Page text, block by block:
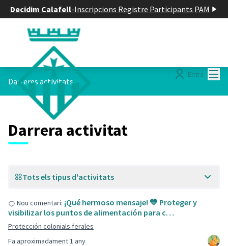
Decidim Calafell-Inscripcions Registre Participants PAM
Entra
Darreres activitats
Darrera activitat
Tots els tipus d'activitats
Fa aproximadament 1 any
Nou comentari: ¡Qué hermoso mensaje! 💛 Proteger y
visibilizar los puntos de alimentación para c…
Protección colonials ferales